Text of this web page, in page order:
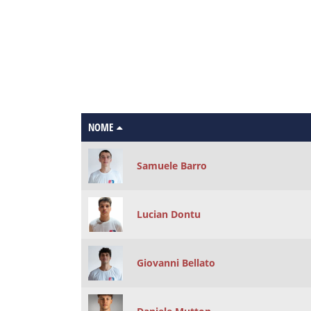
NOME
Samuele Barro
Lucian Dontu
Giovanni Bellato